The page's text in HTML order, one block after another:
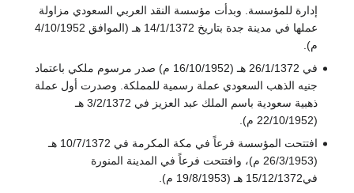
إدارة للمؤسسة. وبدأت مؤسسة النقد العربي السعودي مزاولة
عملها في مدينة جدة بتاريخ 14/1/1372 هـ (الموافق 4/10/1952
م).
في 26/1/1372 هـ (16/10/1952 م) صدر مرسوم ملكي باعتماد
جنيه الذهب السعودي عملة رسمية للمملكة. وصدرت أول عملة
ذهبية سعودية باسم الملك عبد العزيز في 3/2/1372 هـ
(22/10/1952 م).
افتتحت المؤسسة فرعاً في مكة المكرمة في 10/7/1372 هـ
(26/3/1953 م)، وافتتحت فرعاً في المدينة المنورة
في15/12/1372 هـ (19/8/1953 م).